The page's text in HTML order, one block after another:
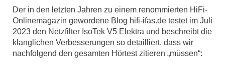
Der in den letzten Jahren zu einem renommierten HiFi-
Onlinemagazin gewordene Blog hifi-ifas.de testet im Juli
2023 den Netzfilter IsoTek V5 Elektra und beschreibt die
klanglichen Verbesserungen so detailliert, dass wir
nachfolgend den gesamten Hörtest zitieren „müssen“: